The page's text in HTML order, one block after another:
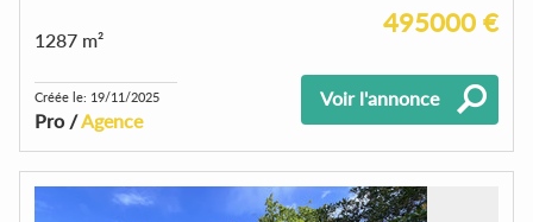
495000 €
1287 m²
Créée le: 19/11/2025
Pro /Agence
Voir l'annonce